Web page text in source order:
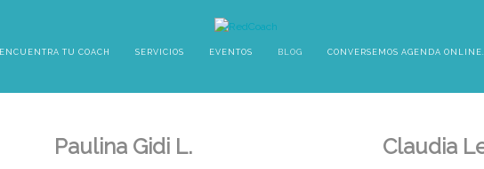
ENCUENTRA TU COACH SERVICIOS EVENTOS BLOG CONVERSEMOS AGENDA ONLINE.
Paulina Gidi L. Claudia